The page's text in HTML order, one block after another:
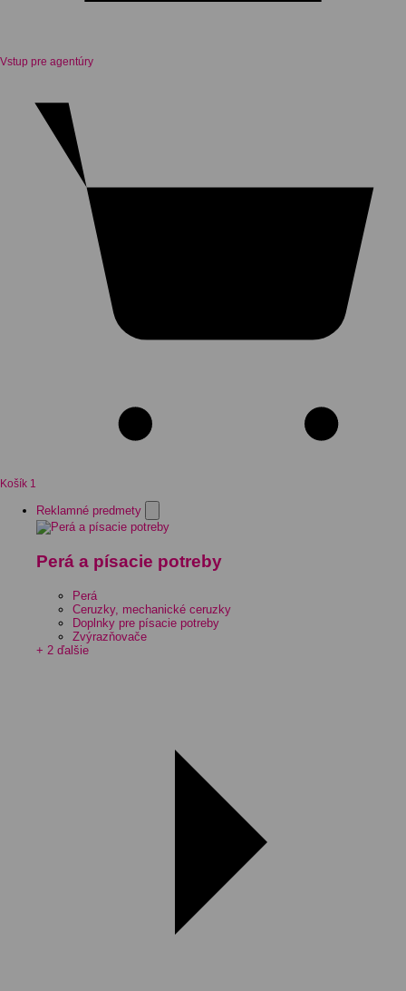
Vstup pre agentúry
Košík 1
Reklamné predmety
Perá a písacie potreby
Perá
Ceruzky, mechanické ceruzky
Doplnky pre písacie potreby
Zvýrazňovače
+ 2 ďalšie